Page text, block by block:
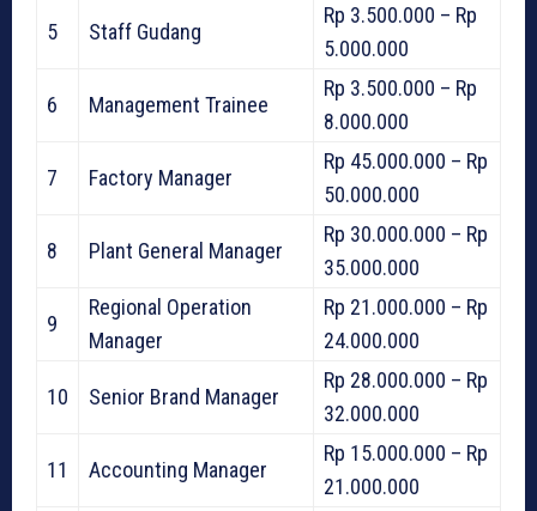
5 Staff Gudang
Rp 3.500.000 – Rp
5.000.000
6 Management Trainee
Rp 3.500.000 – Rp
8.000.000
7 Factory Manager
Rp 45.000.000 – Rp
50.000.000
8 Plant General Manager
Rp 30.000.000 – Rp
35.000.000
9
Regional Operation
Manager
Rp 21.000.000 – Rp
24.000.000
10 Senior Brand Manager
Rp 28.000.000 – Rp
32.000.000
11 Accounting Manager
Rp 15.000.000 – Rp
21.000.000